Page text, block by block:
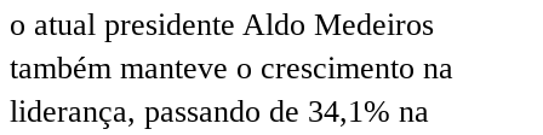
o atual presidente Aldo Medeiros
também manteve o crescimento na
liderança, passando de 34,1% na